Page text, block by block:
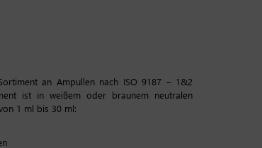
an Ampullen nach ISO 9187 – 1&2
ist in weißem oder braunem neutralen
1 ml bis 30 ml: